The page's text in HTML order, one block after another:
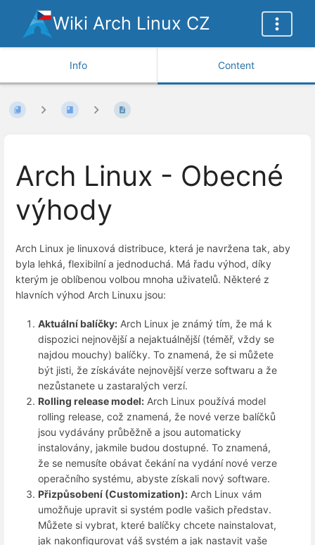
Wiki Arch Linux CZ
Info Content
Arch Linux - Obecné
výhody
Arch Linux je linuxová distribuce, která je navržena tak, aby
byla lehká, flexibilní a jednoduchá. Má řadu výhod, díky
kterým je oblíbenou volbou mnoha uživatelů. Některé z
hlavních výhod Arch Linuxu jsou:
Aktuální balíčky: Arch Linux je známý tím, že má k
dispozici nejnovější a nejaktuálnější (téměř, vždy se
najdou mouchy) balíčky. To znamená, že si můžete
být jisti, že získáváte nejnovější verze softwaru a že
nezůstanete u zastaralých verzí.
Rolling release model: Arch Linux používá model
rolling release, což znamená, že nové verze balíčků
jsou vydávány průběžně a jsou automaticky
instalovány, jakmile budou dostupné. To znamená,
že se nemusíte obávat čekání na vydání nové verze
operačního systému, abyste získali nový software.
Přizpůsobení (Customization): Arch Linux vám
umožňuje upravit si systém podle vašich představ.
Můžete si vybrat, které balíčky chcete nainstalovat,
jak nakonfigurovat váš systém a jak nastavit vaše